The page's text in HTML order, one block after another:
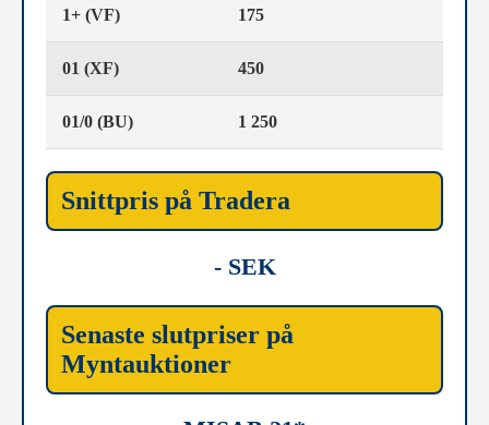
1+ (VF) 175
01 (XF) 450
01/0 (BU) 1 250
Snittpris på Tradera
- SEK
Senaste slutpriser på
Myntauktioner